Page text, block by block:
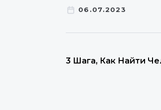
06.07.2023
3 Шага, Как Найти